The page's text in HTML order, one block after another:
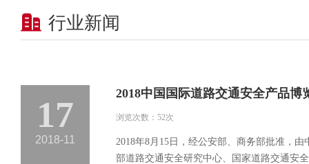
行业新闻
17
2018-11
2018中国国际道路交通安全产品博
浏览次数：52次
2018年8月15日，经公安部、商务部批准，
部道路交通安全研究中心、国家道路交通安